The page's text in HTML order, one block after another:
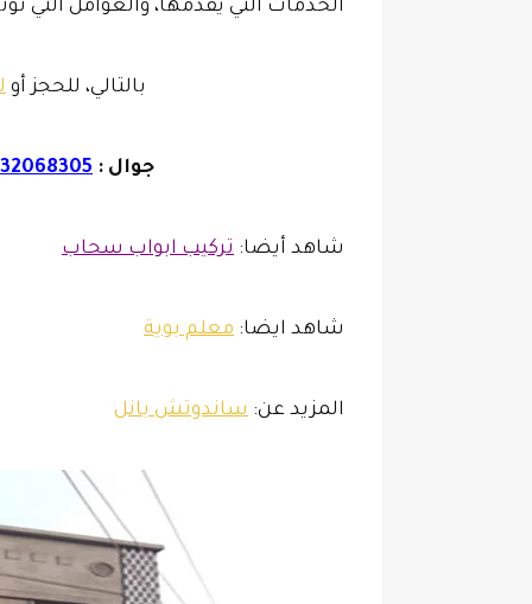
الخدمات التي يقدمها، والعوامل التي
بالتالي، للحجز أو
جوال :
شاهد أيضا: تركيب ابواب سحاب
شاهد ايضا: معلم بوية
المزيد عن: ساندوتش بانل